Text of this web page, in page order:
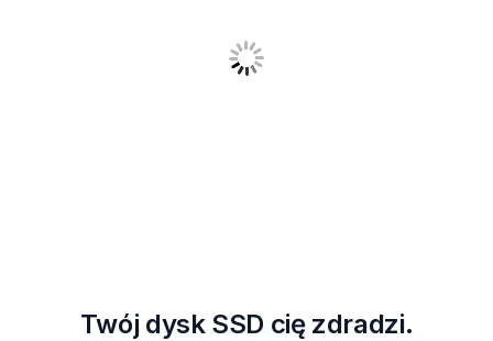
Twój dysk SSD cię zdradzi.